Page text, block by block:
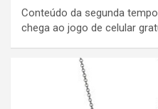
Conteúdo da segunda
chega ao jogo de celular